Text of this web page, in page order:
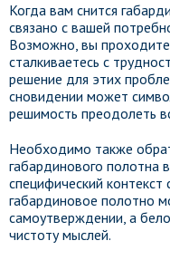
Когда вам снится
связано с вашей
Возможно, вы проходите
сталкиваетесь с
решение для этих
сновидении может
решимость преодолеть
Необходимо также
габардинового полотна
специфический
габардиновое полотно
самоутверждении, а
чистоту мыслей.